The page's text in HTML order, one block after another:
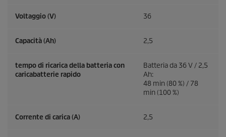
Voltaggio (V) 36
Capacità (Ah) 2,5
tempo di ricarica della batteria con
caricabatterie rapido
Batteria da 36 V / 2,5
Ah:
48 min (80 %) / 78
min (100 %)
Corrente di carica (A) 2,5